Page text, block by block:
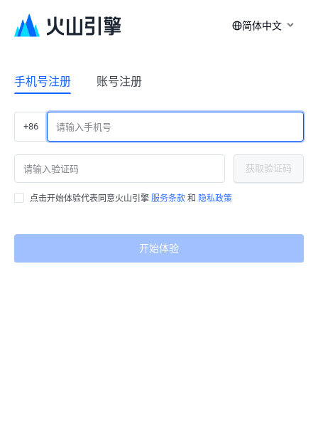
简体中文
手机号注册 账号注册
+86
获取验证码
点击开始体验代表同意火山引擎 服务条款 和 隐私政策
开始体验